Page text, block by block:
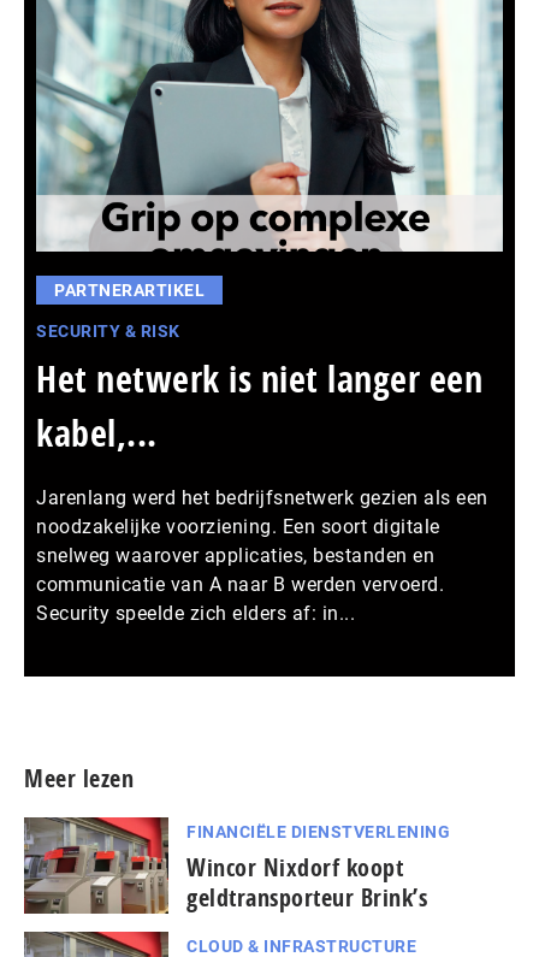
PARTNERARTIKEL
SECURITY & RISK
Het netwerk is niet langer een
kabel,...
Jarenlang werd het bedrijfsnetwerk gezien als een
noodzakelijke voorziening. Een soort digitale
snelweg waarover applicaties, bestanden en
communicatie van A naar B werden vervoerd.
Security speelde zich elders af: in...
Meer lezen
FINANCIËLE DIENSTVERLENING
Wincor Nixdorf koopt
geldtransporteur Brink’s
CLOUD & INFRASTRUCTURE